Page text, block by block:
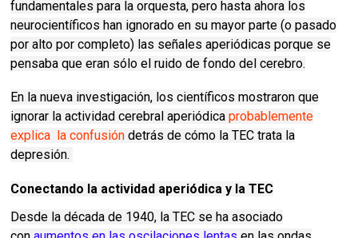
fundamentales para la orquesta, pero hasta ahora los
neurocientíficos han ignorado en su mayor parte (o pasado
por alto por completo) las señales aperiódicas porque se
pensaba que eran sólo el ruido de fondo del cerebro.
En la nueva investigación, los científicos mostraron que
ignorar la actividad cerebral aperiódicaprobablemente
explica la confusión detrás de cómo la TEC trata la
depresión.
Conectando la actividad aperiódica y la TEC
Desde la década de 1940, la TEC se ha asociado